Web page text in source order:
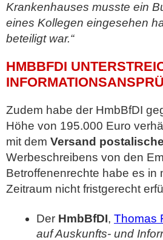
Krankenhauses musste ein
eines Kollegen eingesehen
beteiligt war.“
HMBBFDI
Zudem habe der HmbBfDI
Höhe von 195.000 Euro
mit dem Versand
Werbeschreibens von den
Betroffenenrechte habe es in
Zeitraum nicht fristgerecht
Der HmbBfDI, Thomas
auf Auskunfts- und